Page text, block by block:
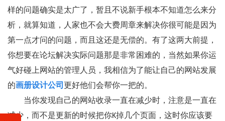
样的问题确实是太广了，暂且不说新手根本不知道怎么来分
析，就算知道，人家也不会大费周章来解决你很可能是因为
第一点才问的问题，而且这还是无偿的。有了这两大前提，
你想要在论坛解决实际问题那是非常困难的，当然如果你运
气好碰上网站的管理人员，我相信为了能让自己的网站发展
的画册设计公司 更好他们会帮你一把的。
当你发现自己的网站收录一直在减少时，注意是一直在
减少，而不是更新的时候把你K掉几个页面，这时你应该要